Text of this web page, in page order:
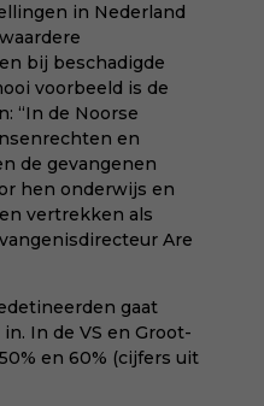
in Nederland
bij beschadigde
voorbeeld is de
“In de Noorse
en
de gevangenen
hen onderwijs en
vertrekken als
Are
gaat
In de VS en Groot-
en 60% (cijfers uit